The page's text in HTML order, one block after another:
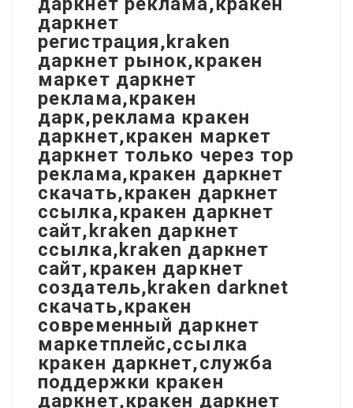
даркнет
регистрация,kraken
даркнет рынок,кракен
маркет даркнет
реклама,кракен
дарк,реклама кракен
даркнет,кракен маркет
даркнет только через тор
реклама,кракен даркнет
скачать,кракен даркнет
ссылка,кракен даркнет
сайт,kraken даркнет
ссылка,kraken даркнет
сайт,кракен даркнет
создатель,kraken darknet
скачать,кракен
современный даркнет
маркетплейс,ссылка
кракен даркнет,служба
поддержки кракен
даркнет,кракен даркнет